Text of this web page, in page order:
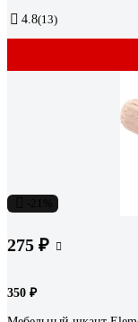
4.8(13)
275 ₽
350 ₽